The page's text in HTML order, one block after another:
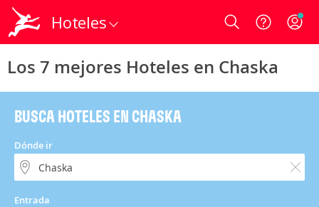
Hoteles Login
Los 7 mejores Hoteles en Chaska
BUSCA HOTELES EN CHASKA
Dónde ir
Entrada